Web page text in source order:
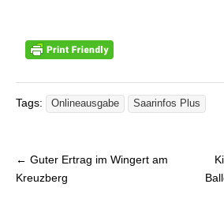
Tags: Onlineausgabe Saarinfos Plus
Beitragsnavigation
← Guter Ertrag im Wingert am
Kreuzberg